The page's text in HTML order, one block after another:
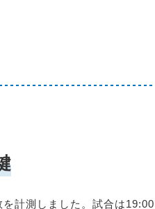
計測しました。試合は